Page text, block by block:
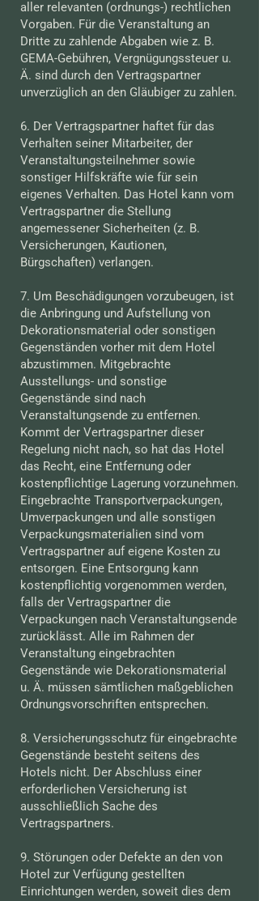
aller relevanten (ordnungs-) rechtlichen
Vorgaben. Für die Veranstaltung an
Dritte zu zahlende Abgaben wie z. B.
GEMA-Gebühren, Vergnügungssteuer u.
Ä. sind durch den Vertragspartner
unverzüglich an den Gläubiger zu zahlen.
6. Der Vertragspartner haftet für das
Verhalten seiner Mitarbeiter, der
Veranstaltungsteilnehmer sowie
sonstiger Hilfskräfte wie für sein
eigenes Verhalten. Das Hotel kann vom
Vertragspartner die Stellung
angemessener Sicherheiten (z. B.
Versicherungen, Kautionen,
Bürgschaften) verlangen.
7. Um Beschädigungen vorzubeugen, ist
die Anbringung und Aufstellung von
Dekorationsmaterial oder sonstigen
Gegenständen vorher mit dem Hotel
abzustimmen. Mitgebrachte
Ausstellungs- und sonstige
Gegenstände sind nach
Veranstaltungsende zu entfernen.
Kommt der Vertragspartner dieser
Regelung nicht nach, so hat das Hotel
das Recht, eine Entfernung oder
kostenpflichtige Lagerung vorzunehmen.
Eingebrachte Transportverpackungen,
Umverpackungen und alle sonstigen
Verpackungsmaterialien sind vom
Vertragspartner auf eigene Kosten zu
entsorgen. Eine Entsorgung kann
kostenpflichtig vorgenommen werden,
falls der Vertragspartner die
Verpackungen nach Veranstaltungsende
zurücklässt. Alle im Rahmen der
Veranstaltung eingebrachten
Gegenstände wie Dekorationsmaterial
u. Ä. müssen sämtlichen maßgeblichen
Ordnungsvorschriften entsprechen.
8. Versicherungsschutz für eingebrachte
Gegenstände besteht seitens des
Hotels nicht. Der Abschluss einer
erforderlichen Versicherung ist
ausschließlich Sache des
Vertragspartners.
9. Störungen oder Defekte an den von
Hotel zur Verfügung gestellten
Einrichtungen werden, soweit dies dem